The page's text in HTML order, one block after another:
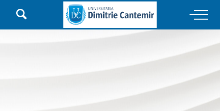

Main Navigation